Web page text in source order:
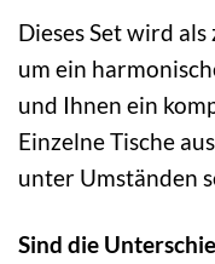
Dieses Set wird
um ein
und Ihnen ein
Einzelne Tische
unter Umständen
Sind die